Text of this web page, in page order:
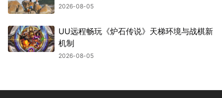
2026-08-05
UU远程畅玩《炉石传说》天梯环境与战棋新
机制
2026-08-05